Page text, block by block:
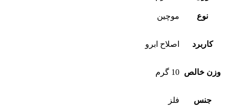
نوع موچین
کاربرد اصلاح ابرو
وزن خالص 10 گرم
جنس فلز